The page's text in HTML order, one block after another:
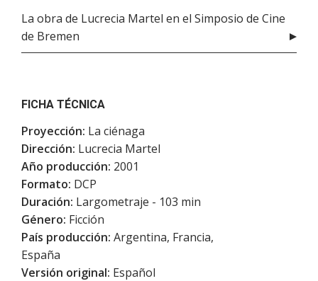
La obra de Lucrecia Martel en el Simposio de Cine
de Bremen
FICHA TÉCNICA
Proyección: La ciénaga
Dirección: Lucrecia Martel
Año producción: 2001
Formato: DCP
Duración: Largometraje - 103 min
Género: Ficción
País producción: Argentina, Francia,
España
Versión original: Español